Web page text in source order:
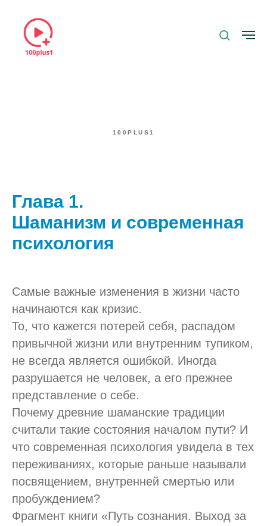
100PLUS1
Глава 1.
Шаманизм и современная
психология
Самые важные изменения в жизни часто
начинаются как кризис.
То, что кажется потерей себя, распадом
привычной жизни или внутренним тупиком,
не всегда является ошибкой. Иногда
разрушается не человек, а его прежнее
представление о себе.
Почему древние шаманские традиции
считали такие состояния началом пути? И
что современная психология увидела в тех
переживаниях, которые раньше называли
посвящением, внутренней смертью или
пробуждением?
Фрагмент книги «Путь сознания. Выход за